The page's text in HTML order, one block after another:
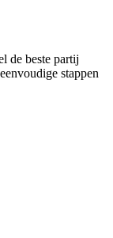
de beste partij
stappen